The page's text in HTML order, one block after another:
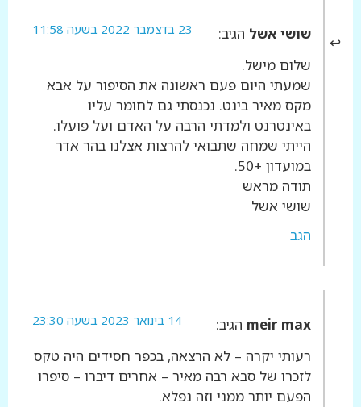
שושי אשל הגיב: 23 בדצמבר 2022 בשעה 11:58
שלום מישל.
שמעתי היום פעם ראשונה את הסיפור על אבא
מקס מאיר בינט. נכנסתי גם לחומר עליו
באינטרנט ולמדתי הרבה על האדם ועל פועלו.
הייתי שמחה שתבואי להרצות אצלנו בהר אדר
במועדון +50.
תודה מראש
שושי אשל
הגב
meir max הגיב: 14 בינואר 2023 בשעה 23:30
רעותי יקרה – לא הרצאה, בכפר חסידים היה טקס
לזכרו של סבא רבה מאיר – אחרים דיברו – סיפרו
הפעם יותר ממני וזה נפלא.